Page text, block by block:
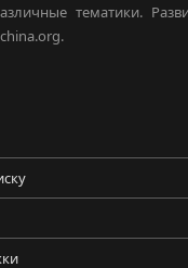
тематики.